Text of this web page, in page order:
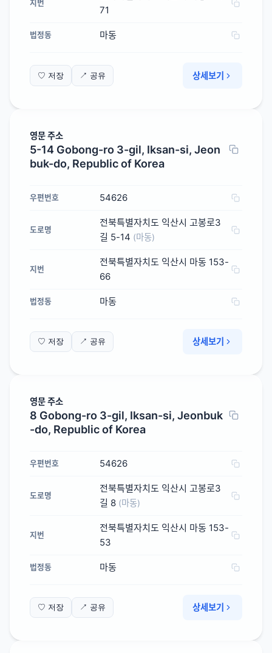
지번
71
법정동 마동
♡ 저장 ↗ 공유 상세보기
영문 주소
5-14 Gobong-ro 3-gil, Iksan-si, Jeon
buk-do, Republic of Korea
우편번호 54626
도로명
전북특별자치도 익산시 고봉로3
길 5-14 (마동)
지번
전북특별자치도 익산시 마동 153-
66
법정동 마동
♡ 저장 ↗ 공유 상세보기
영문 주소
8 Gobong-ro 3-gil, Iksan-si, Jeonbuk
-do, Republic of Korea
우편번호 54626
도로명
전북특별자치도 익산시 고봉로3
길 8 (마동)
지번
전북특별자치도 익산시 마동 153-
53
법정동 마동
♡ 저장 ↗ 공유 상세보기